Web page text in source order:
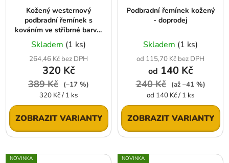
Kožený westernový
podbradní řemínek s
kováním ve stříbrné barvě,
dvojitý řetízek
Skladem (1 ks)
264,46 Kč bez DPH
320 Kč
389 Kč
(–17 %)
Měrná
cena:
320 Kč / 1 ks
ZOBRAZIT VARIANTY
Podbradní řemínek kožený
- doprodej
Skladem (1 ks)
od 115,70 Kč bez DPH
od 140 Kč
240 Kč
(až –41 %)
Měrná
cena:
od 140 Kč / 1 ks
ZOBRAZIT VARIANTY
NOVINKA
NOVINKA